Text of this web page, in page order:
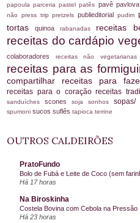
papoulaparceriapastelpatês pavê pavlova
não press trippretzels publieditorial pudim
tortasquinoarabanadas receitas
receitas do cardápio
colaboradores receitas não vegetarianas
receitas para as
compartilhar receitas para
receitas para o coraçãoreceitas
sanduíches scones soja sonhos sopas/
spumoni sucos suflês tapioca terrine
OUTROS CALDEIRÕES
PratoFundo
Bolo de Fubá e Leite de Coco (sem
Há 17 horas
Na Biroskinha
Costela Bovina com Cebola na Pressão
Há 23 horas